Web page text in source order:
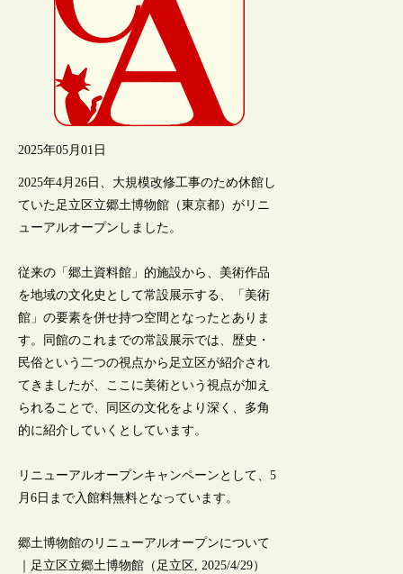
2025年05月01日
2025年4月26日、大規模改修工事のため休館し
ていた足立区立郷土博物館（東京都）がリニ
ューアルオープンしました。
従来の「郷土資料館」的施設から、美術作品
を地域の文化史として常設展示する、「美術
館」の要素を併せ持つ空間となったとありま
す。同館のこれまでの常設展示では、歴史・
民俗という二つの視点から足立区が紹介され
てきましたが、ここに美術という視点が加え
られることで、同区の文化をより深く、多角
的に紹介していくとしています。
リニューアルオープンキャンペーンとして、5
月6日まで入館料無料となっています。
郷土博物館のリニューアルオープンについて
｜足立区立郷土博物館（足立区, 2025/4/29）